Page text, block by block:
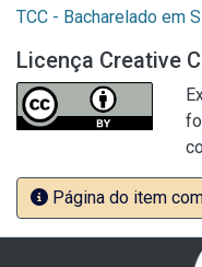
TCC - Bacharelado em
Licença Creative
Página do item